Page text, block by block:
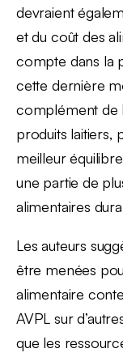
devraient
et du coût des
compte dans la
cette dernière
complément de
produits laitiers,
meilleur
une partie de
alimentaires
Les auteurs
être menées
alimentaire
AVPL sur
que les